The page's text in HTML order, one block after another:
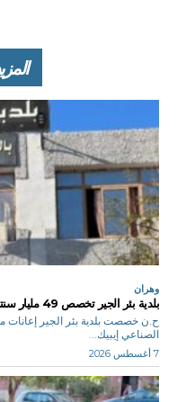
وهران
بلدية بئر الجير تخصص 49 مليار سنتيم لمؤسسات إيبيك انقاذا للوضع البيئي
ح.ن خصصت بلدية بئر الجير
الصناعي إيبيك...
7 أغسطس 2026